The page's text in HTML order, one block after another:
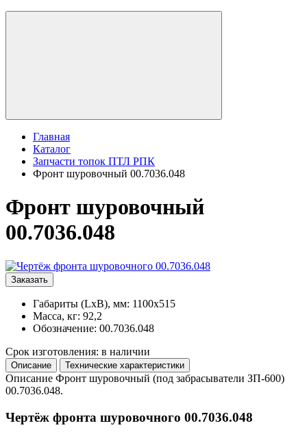
Главная
Каталог
Запчасти топок ПТЛ РПК
Фронт шуровочный 00.7036.048
Фронт шуровочный
00.7036.048
Заказать
Габариты (LxB), мм: 1100x515
Масса, кг: 92,2
Обозначение: 00.7036.048
Срок изготовления: в наличии
Описание Технические характеристики
Описание Фронт шуровочный (под забрасыватели ЗП-600)
00.7036.048.
Чертёж фронта шуровочного 00.7036.048